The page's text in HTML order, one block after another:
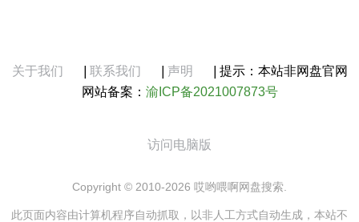
关于我们 联系我们 声明
提示：本站非网盘官网
网站备案： 渝ICP备2021007873号
访问电脑版
Copyright © 2010-2026 哎哟喂啊网盘搜索.
此页面内容由计算机程序自动抓取，以非人工方式自动生成，本站不